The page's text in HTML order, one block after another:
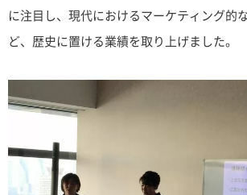
に注目し、現代におけるマーケティング的
ど、歴史に置ける業績を取り上げました。